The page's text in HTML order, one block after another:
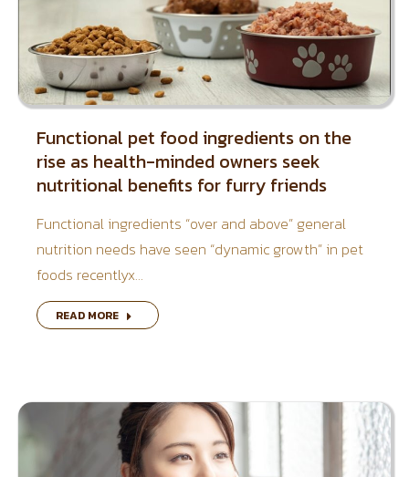
Functional pet food ingredients on the
rise as health-minded owners seek
nutritional benefits for furry friends
Functional ingredients “over and above” general
nutrition needs have seen “dynamic growth” in pet
foods recentlyx…
READ MORE